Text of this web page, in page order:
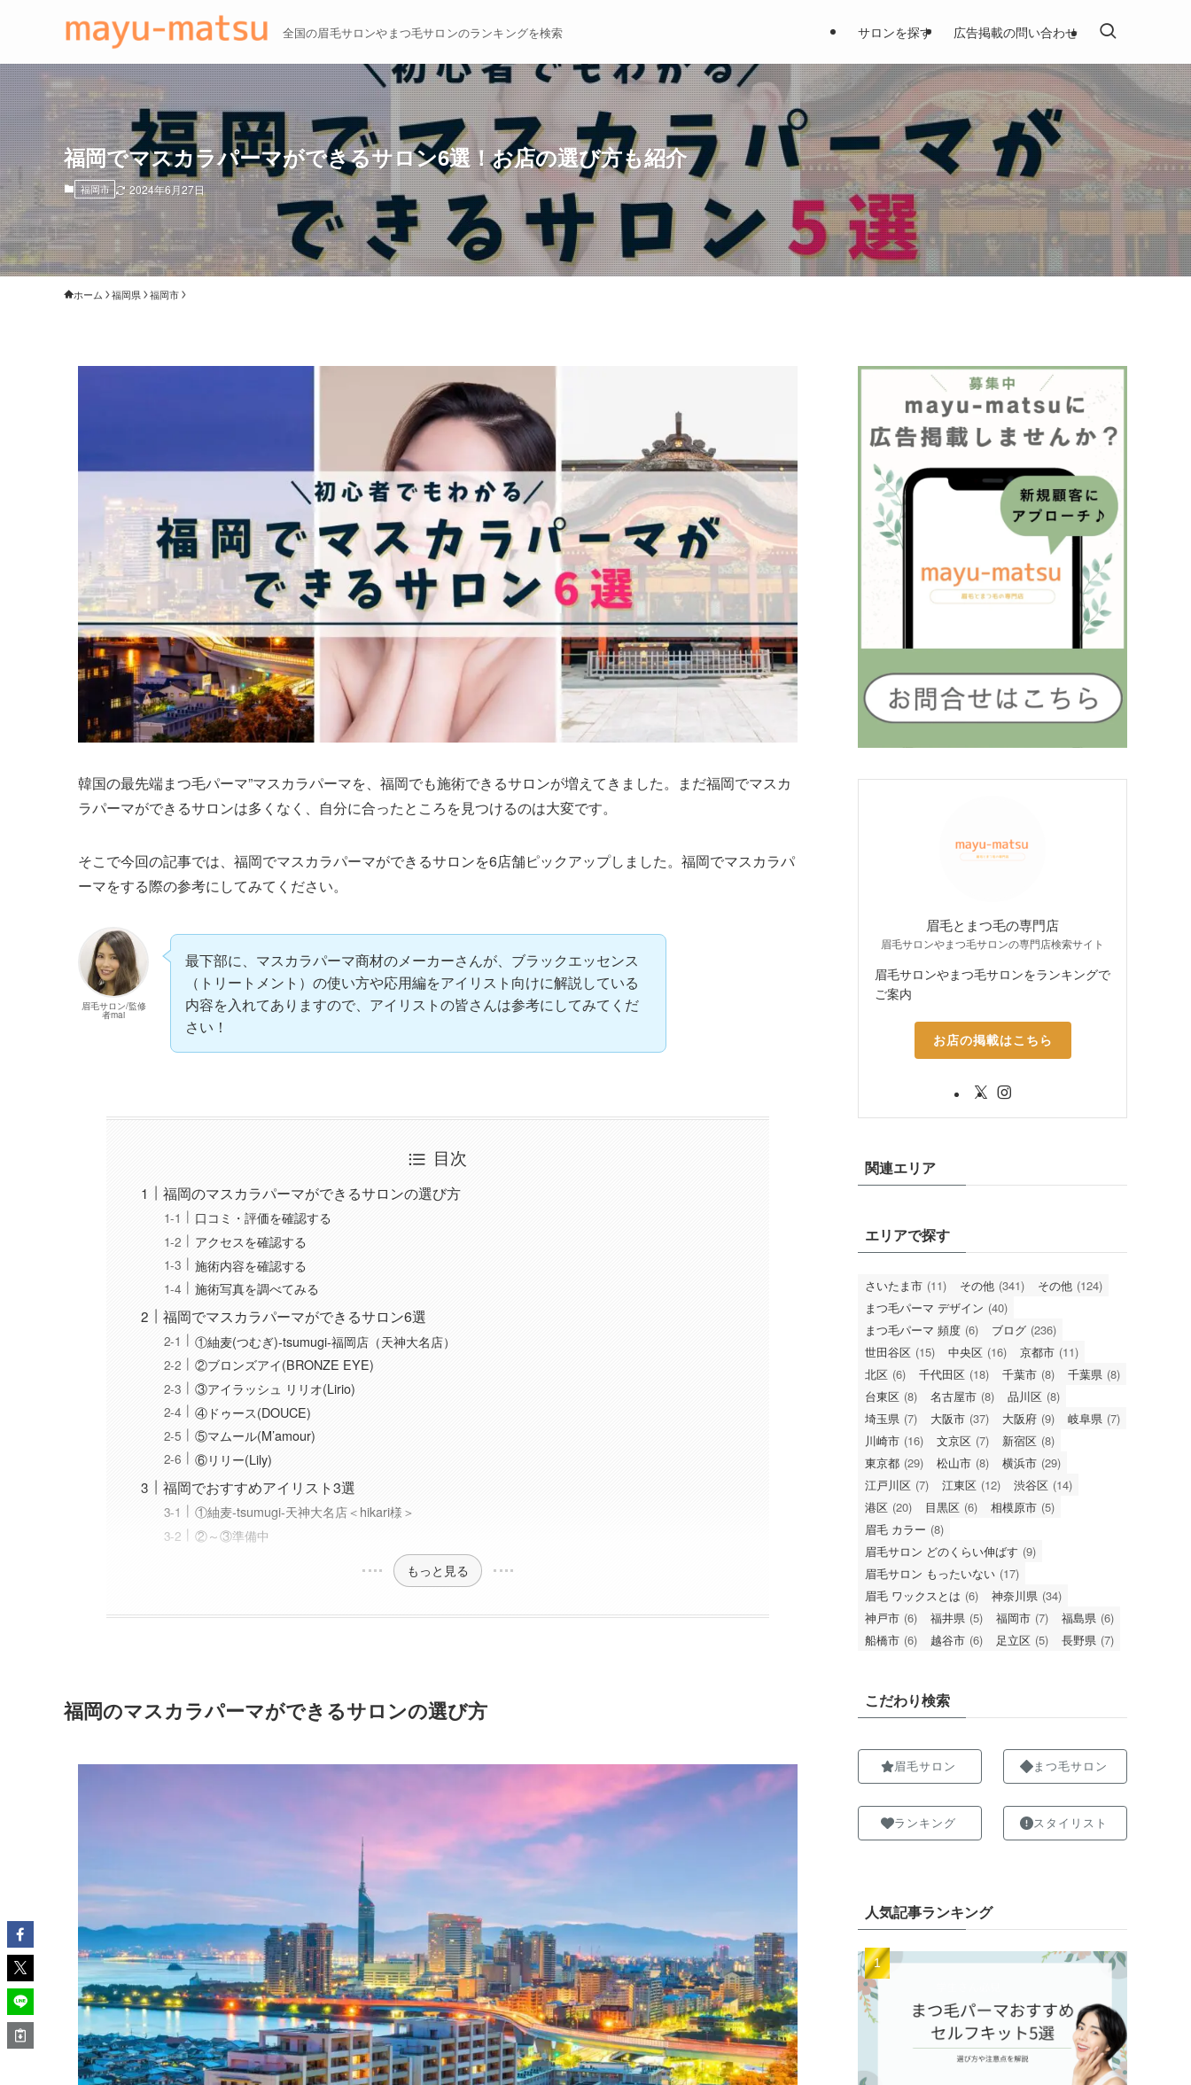
全国の眉毛サロンやまつ毛サロンのランキングを検索 サロンを探す 広告掲載の問い合わせ
福岡でマスカラパーマができるサロン6選！お店の選び方も紹介
福岡市 2024年6月27日
ホーム 福岡県 福岡市
韓国の最先端まつ毛パーマ”マスカラパーマを、福岡でも施術できるサロンが増えてきました。まだ福岡でマスカ
ラパーマができるサロンは多くなく、自分に合ったところを見つけるのは大変です。
そこで今回の記事では、福岡でマスカラパーマができるサロンを6店舗ピックアップしました。福岡でマスカラパ
ーマをする際の参考にしてみてください。
眉毛サロン/監修
者mai
最下部に、マスカラパーマ商材のメーカーさんが、ブラックエッセンス
（トリートメント）の使い方や応用編をアイリスト向けに解説している
内容を入れてありますので、アイリストの皆さんは参考にしてみてくだ
さい！
目次
福岡のマスカラパーマができるサロンの選び方
口コミ・評価を確認する
アクセスを確認する
施術内容を確認する
施術写真を調べてみる
福岡でマスカラパーマができるサロン6選
①紬麦(つむぎ)-tsumugi-福岡店（天神大名店）
②ブロンズアイ(BRONZE EYE)
③アイラッシュ リリオ(Lirio)
④ドゥース(DOUCE)
⑤マムール(M’amour)
⑥リリー(Lily)
福岡でおすすめアイリスト3選
①紬麦-tsumugi-天神大名店＜hikari様＞
②～③準備中
もっと見る
福岡のマスカラパーマができるサロンの選び方
眉毛とまつ毛の専門店
眉毛サロンやまつ毛サロンの専門店検索サイト
眉毛サロンやまつ毛サロンをランキングで
ご案内
お店の掲載はこちら
関連エリア
エリアで探す
さいたま市 (11) その他 (341) その他 (124)
まつ毛パーマ デザイン (40)
まつ毛パーマ 頻度 (6) ブログ (236)
世田谷区 (15) 中央区 (16) 京都市 (11)
北区 (6) 千代田区 (18) 千葉市 (8) 千葉県 (8)
台東区 (8) 名古屋市 (8) 品川区 (8)
埼玉県 (7) 大阪市 (37) 大阪府 (9) 岐阜県 (7)
川崎市 (16) 文京区 (7) 新宿区 (8)
東京都 (29) 松山市 (8) 横浜市 (29)
江戸川区 (7) 江東区 (12) 渋谷区 (14)
港区 (20) 目黒区 (6) 相模原市 (5)
眉毛 カラー (8)
眉毛サロン どのくらい伸ばす (9)
眉毛サロン もったいない (17)
眉毛 ワックスとは (6) 神奈川県 (34)
神戸市 (6) 福井県 (5) 福岡市 (7) 福島県 (6)
船橋市 (6) 越谷市 (6) 足立区 (5) 長野県 (7)
こだわり検索
眉毛サロン
ランキング
まつ毛サロン
スタイリスト
人気記事ランキング